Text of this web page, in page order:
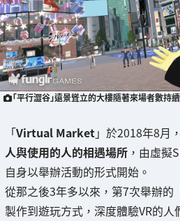
「平行澀谷」遠景聳立的大樓隨著來場者數持
「Virtual Market」於2018年8月
人與使用的人的相遇場所 ，由虛擬
自身以舉辦活動的形式開始。
從那之後3年多以來，第7次舉辦的
製作到遊玩方式，深度體驗VR的